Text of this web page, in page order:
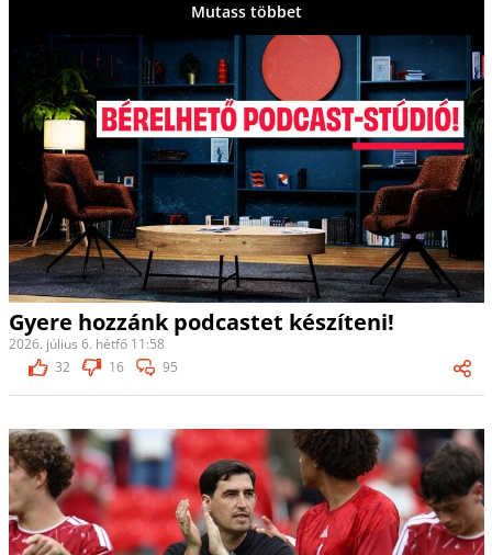
Mutass többet
Gyere hozzánk podcastet készíteni!
2026. július 6. hétfő 11:58
32
16 95